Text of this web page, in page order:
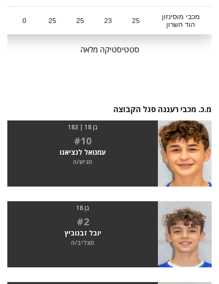
מכבי מוסינזון
הוד השרון
25
23
25
25
0
סטטיסטיקה מלאה
מ.כ. מכבי רעננה סגל הקבוצה
בן 18 | 183
#10
עמנואל לנציאנו
מגיש/ה
בן 18
#2
יובל זבנוביץ
מצליב/ה